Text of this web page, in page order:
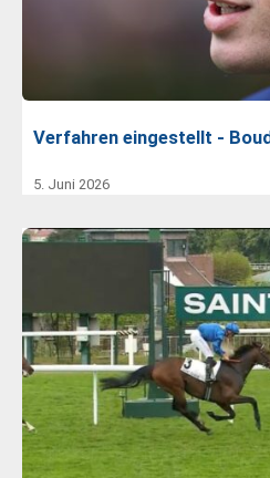
Verfahren eingestellt -
5. Juni 2026